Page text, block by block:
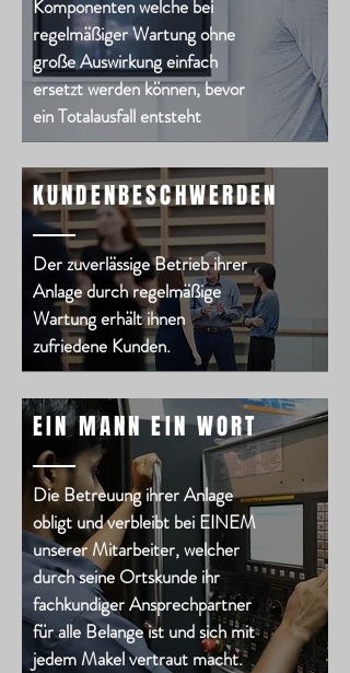
Komponenten welche bei
regelmäßiger Wartung ohne
große Auswirkung einfach
ersetzt werden können, bevor
ein Totalausfall entsteht
KUNDENBESCHWERDEN
Der zuverlässige Betrieb ihrer
Anlage durch regelmäßige
Wartung erhält ihnen
zufriedene Kunden.
EIN MANN EIN WORT
Die Betreuung ihrer Anlage
obligt und verbleibt bei EINEM
unserer Mitarbeiter, welcher
durch seine Ortskunde ihr
fachkundiger Ansprechpartner
für alle Belange ist und sich mit
jedem Makel vertraut macht.